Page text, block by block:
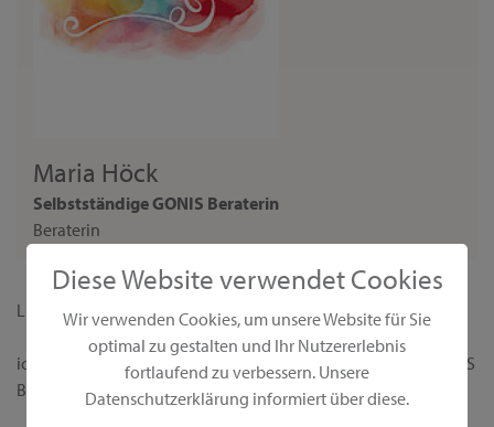
Diese Website verwendet Cookies
Wir verwenden Cookies, um unsere Website für Sie
optimal zu gestalten und Ihr Nutzererlebnis
fortlaufend zu verbessern. Unsere
Datenschutzerklärung informiert über diese.
Maria Höck
Selbstständige GONIS Beraterin
Beraterin
Liebe Interessentin,
ich begrüße dich ganz herzlich auf meiner persönlichen GONIS
Beraterseite!